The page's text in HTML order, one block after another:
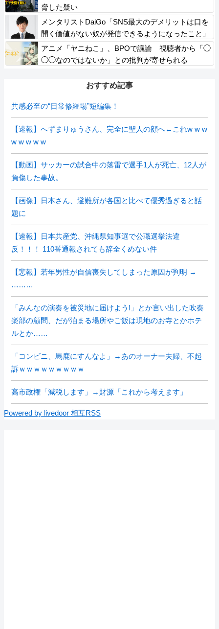
脅した疑い
メンタリストDaiGo「SNS最大のデメリットは口を
開く価値がない奴が発信できるようになったこと」
アニメ「ヤニねこ」、BPOで議論 視聴者から「◯
◯◯なのではないか」との批判が寄せられる
おすすめ記事
共感必至の“日常修羅場”短編集！
【速報】へずまりゅうさん、完全に聖人の顔へ←これw w w
w w w w w
【動画】サッカーの試合中の落雷で選手1人が死亡、12人が
負傷した事故。
【画像】日本さん、避難所が各国と比べて優秀過ぎると話
題に
【速報】日本共産党、沖縄県知事選で公職選挙法違
反！！！ 110番通報されても辞全くめない件
【悲報】若年男性が自信喪失してしまった原因が判明 →
………
「みんなの演奏を被災地に届けよう!」とか言い出した吹奏
楽部の顧問、だが泊まる場所やご飯は現地のお寺とかホテ
ルとか……
「コンビニ、馬鹿にすんなよ」→あのオーナー夫婦、不起
訴ｗｗｗｗｗｗｗｗｗ
高市政権「減税します」→財源「これから考えます」
Powered by livedoor 相互RSS